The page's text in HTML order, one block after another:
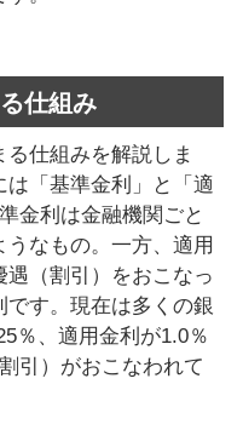
仕組み
仕組みを解説しま
「基準金利」と「適
金利は金融機関ごと
なもの。一方、適用
（割引）をおこなっ
す。現在は多くの銀
％、適用金利が1.0％
引）がおこなわれて